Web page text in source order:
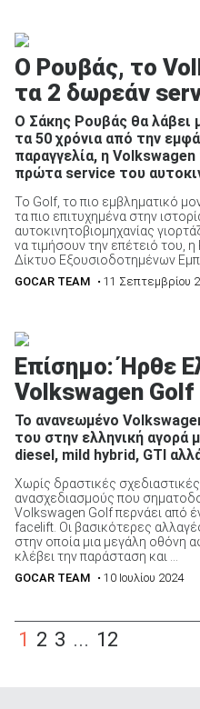
Ο Ρουβάς, το
τα 2 δωρεάν
Ο Σάκης Ρουβάς θα λάβει
τα 50 χρόνια από την
παραγγελία, η
πρώτα service του
Το Golf, το πιο εμβληματικό
τα πιο επιτυχημένα στην
αυτοκινητοβιομηχανίας
να τιμήσουν την επέτειό του,
Δίκτυο Εξουσιοδοτημένων
GOCAR TEAM • 11 Σεπτεμβρίου
Επίσημο: Ήρθε
Volkswagen Golf
Το ανανεωμένο
του στην ελληνική αγορά
diesel, mild hybrid, GTI
Χωρίς δραστικές
ανασχεδιασμούς που
Volkswagen Golf περνάει από
facelift. Οι βασικότερες
στην οποία μια μεγάλη οθόνη
κλέβει την παράσταση και ...
GOCAR TEAM • 10 Ιουλίου 2024
1 2 3 ... 12